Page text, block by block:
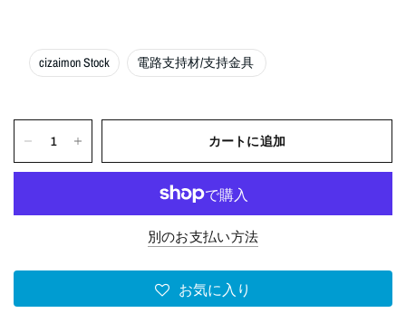
cizaimon Stock 電路支持材/支持金具
カートに追加
別のお支払い方法
お気に入り